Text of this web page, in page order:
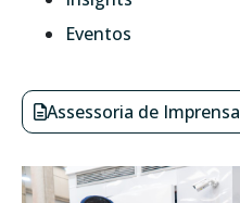
Eventos
Assessoria de Imprensa